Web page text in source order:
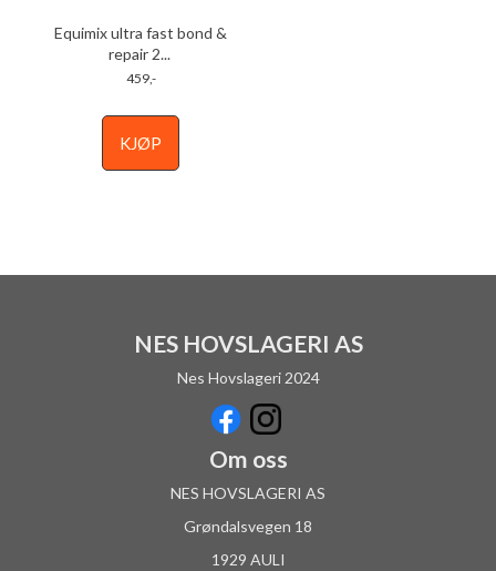
Equimix ultra fast bond &
repair 2...
459,-
KJØP
NES HOVSLAGERI AS
Nes Hovslageri 2024
Om oss
NES HOVSLAGERI AS
Grøndalsvegen 18
1929 AULI